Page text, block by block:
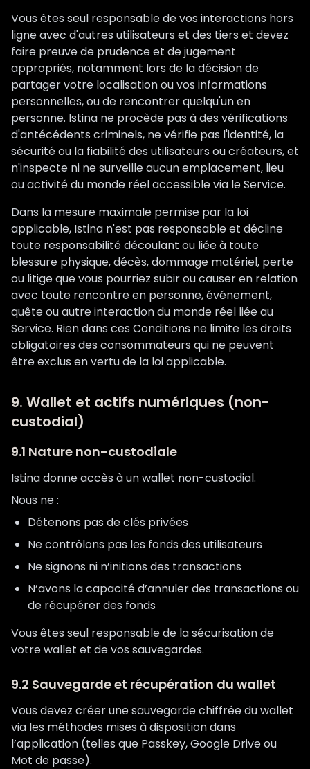
Vous êtes seul responsable de vos interactions hors
ligne avec d'autres utilisateurs et des tiers et devez
faire preuve de prudence et de jugement
appropriés, notamment lors de la décision de
partager votre localisation ou vos informations
personnelles, ou de rencontrer quelqu'un en
personne. Istina ne procède pas à des vérifications
d'antécédents criminels, ne vérifie pas l'identité, la
sécurité ou la fiabilité des utilisateurs ou créateurs, et
n'inspecte ni ne surveille aucun emplacement, lieu
ou activité du monde réel accessible via le Service.
Dans la mesure maximale permise par la loi
applicable, Istina n'est pas responsable et décline
toute responsabilité découlant ou liée à toute
blessure physique, décès, dommage matériel, perte
ou litige que vous pourriez subir ou causer en relation
avec toute rencontre en personne, événement,
quête ou autre interaction du monde réel liée au
Service. Rien dans ces Conditions ne limite les droits
obligatoires des consommateurs qui ne peuvent
être exclus en vertu de la loi applicable.
9. Wallet et actifs numériques (non-
custodial)
9.1 Nature non-custodiale
Istina donne accès à un wallet non-custodial.
Nous ne :
Détenons pas de clés privées
Ne contrôlons pas les fonds des utilisateurs
Ne signons ni n’initions des transactions
N’avons la capacité d’annuler des transactions ou
de récupérer des fonds
Vous êtes seul responsable de la sécurisation de
votre wallet et de vos sauvegardes.
9.2 Sauvegarde et récupération du wallet
Vous devez créer une sauvegarde chiffrée du wallet
via les méthodes mises à disposition dans
l’application (telles que Passkey, Google Drive ou
Mot de passe).